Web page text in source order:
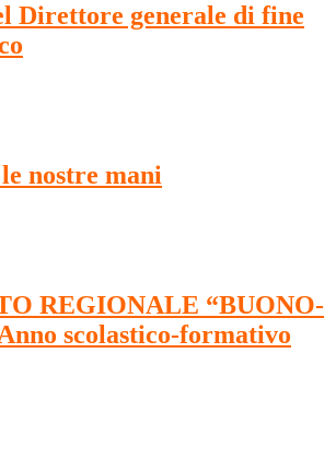
Direttore generale di fine
nostre mani
REGIONALE “BUONO-
scolastico-formativo